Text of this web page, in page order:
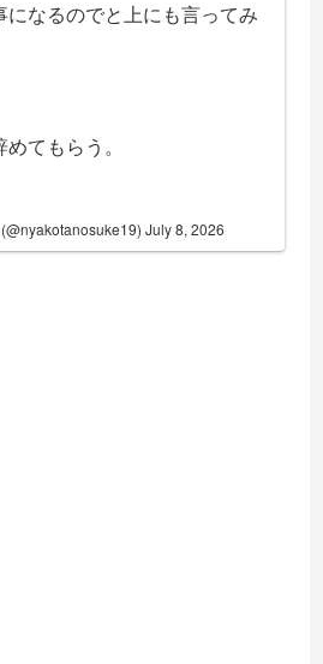
になるのでと上にも言ってみ
てもらう。
July 8, 2026